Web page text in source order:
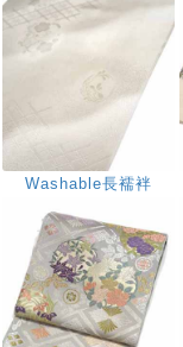
Washable長襦袢